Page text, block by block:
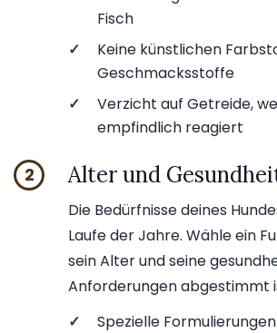
Fisch
✓
Keine künstlichen
Geschmacksstoffe
✓
Verzicht auf Getreide,
empfindlich reagiert
2 Alter und
Die Bedürfnisse deines
Laufe der Jahre. Wähle ein
sein Alter und seine
Anforderungen abgestimmt
✓
Spezielle